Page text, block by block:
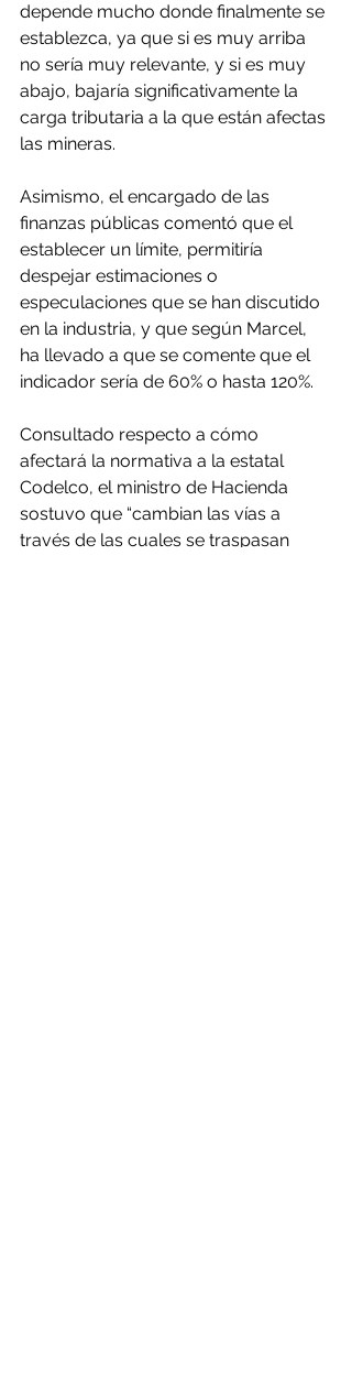
depende mucho donde finalmente se
establezca, ya que si es muy arriba
no sería muy relevante, y si es muy
abajo, bajaría significativamente la
carga tributaria a la que están afectas
las mineras.
Asimismo, el encargado de las
finanzas públicas comentó que el
establecer un límite, permitiría
despejar estimaciones o
especulaciones que se han discutido
en la industria, y que según Marcel,
ha llevado a que se comente que el
indicador sería de 60% o hasta 120%.
Consultado respecto a cómo
afectará la normativa a la estatal
Codelco, el ministro de Hacienda
sostuvo que “cambian las vías a
través de las cuales se traspasan